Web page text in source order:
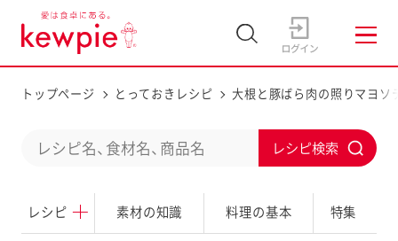
トップページ とっておきレシピ 大根と豚ばら肉の照りマヨソ
レシピ 素材の知識 料理の基本 特集
d
b